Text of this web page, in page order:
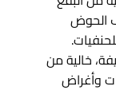
الحوض
خالية من
وأغراض